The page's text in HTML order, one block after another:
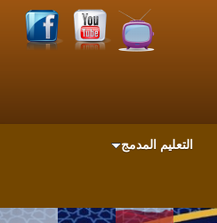
التعليم المدمج